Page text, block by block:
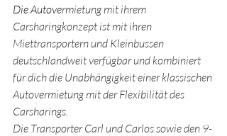
Die Autovermietung mit ihrem
Carsharingkonzept ist mit ihren
Miettransportern und Kleinbussen
deutschlandweit verfügbar und kombiniert
für dich die Unabhängigkeit einer klassischen
Autovermietung mit der Flexibilität des
Carsharings.
Die Transporter Carl und Carlos sowie den 9-